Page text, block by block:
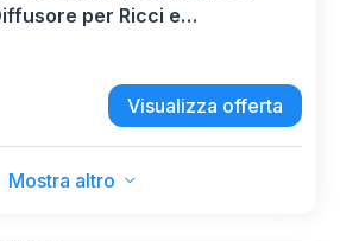
per Ricci e
per Capelli Ionico con 8
e temperatura e colpo aria
Visualizza offerta
Mostra altro